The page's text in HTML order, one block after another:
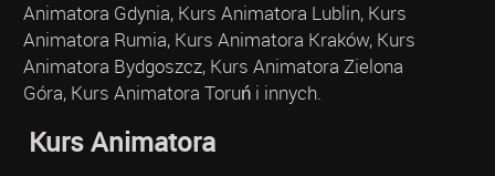
Animatora Gdynia, Kurs Animatora Lublin, Kurs
Animatora Rumia, Kurs Animatora Kraków, Kurs
Animatora Bydgoszcz, Kurs Animatora Zielona
Góra, Kurs Animatora Toruń i innych.
Kurs Animatora